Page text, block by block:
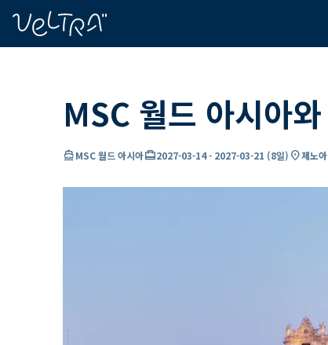
MSC 월드 아시아
directions_boatMSC 월드 아시아card_travel2027-03-14- 2027-03-21 (8일) location_on제노